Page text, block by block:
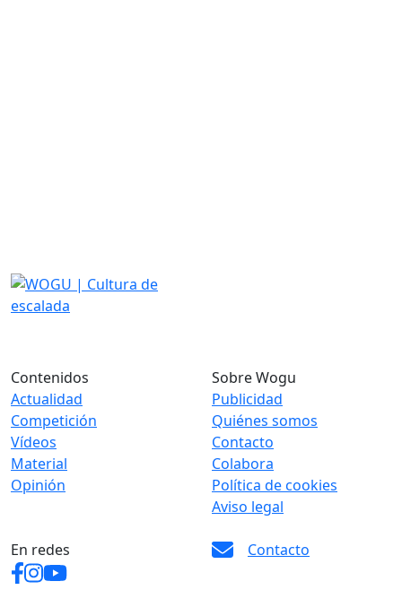
Contenidos
Actualidad
Competición
Vídeos
Material
Opinión
Sobre Wogu
Publicidad
Quiénes somos
Contacto
Colabora
Política de cookies
Aviso legal
En redes Contacto